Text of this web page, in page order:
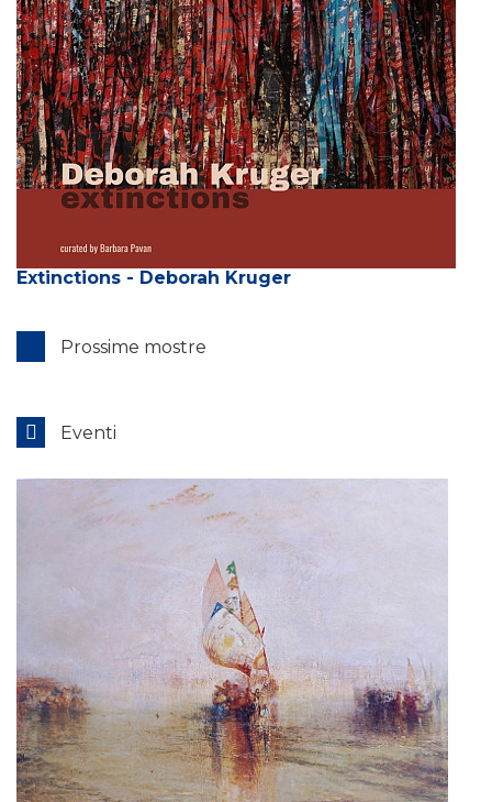
Extinctions - Deborah Kruger
Prossime mostre
Eventi